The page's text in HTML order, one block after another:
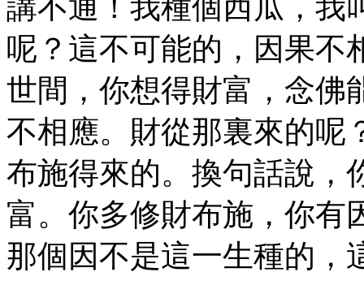
講不通！我種個西瓜，我
呢？這不可能的，因果不
世間，你想得財富，念佛
不相應。財從那裏來的呢
布施得來的。換句話說，
富。你多修財布施，你有
那個因不是這一生種的，